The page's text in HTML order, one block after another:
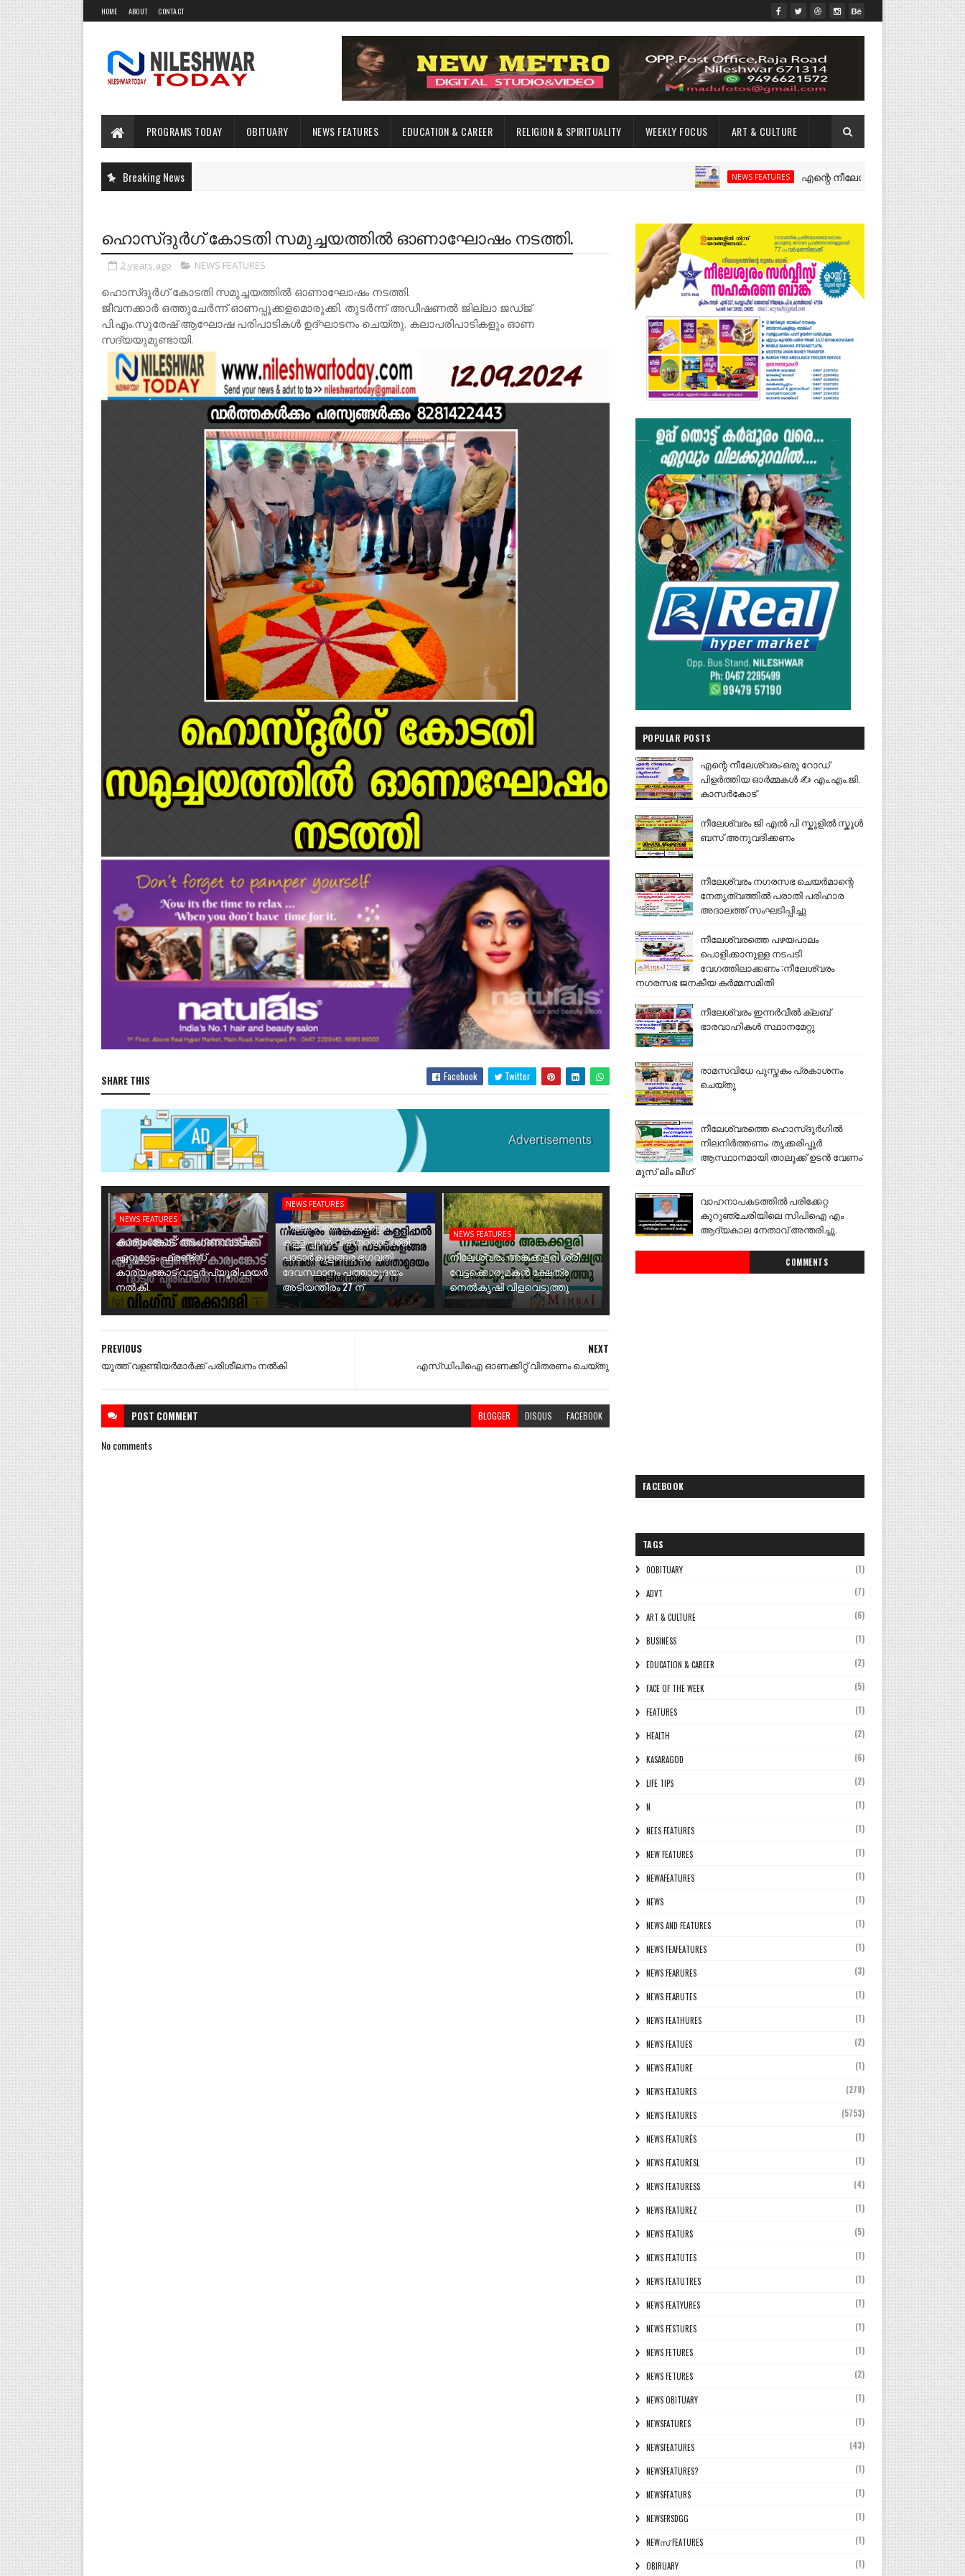
HOME ABOUT CONTACT
PROGRAMS TODAY OBITUARY NEWS FEATURES EDUCATION & CAREER RELIGION & SPIRITUALITY WEEKLY FOCUS ART & CULTURE
Breaking News NEWS FEATURES എന്റെ നീലേശ്വരം:ഒരു റോഡ് പിളർത്തിയ
ഹൊസ്ദുർഗ് കോടതി സമുച്ചയത്തിൽ ഓണാഘോഷം നടത്തി.
2 years ago NEWS FEATURES
ഹൊസ്ദുർഗ് കോടതി സമുച്ചയത്തിൽ ഓണാഘോഷം നടത്തി.
ജീവനക്കാർ ഒത്തുചേർന്ന് ഓണപ്പൂക്കളമൊരുക്കി. തുടർന്ന് അഡീഷണൽ ജില്ലാ ജഡ്ജ്
പി.എം.സുരേഷ് ആഘോഷ പരിപാടികൾ ഉദ്ഘാടനം ചെയ്തു. കലാപരിപാടികളും ഓണ
സദ്യയുമുണ്ടായി.
SHARE THIS Facebook Twitter
NEWS FEATURES
കാര്യംങ്കോട് അംഗണവാടിക്ക്
ഏറുമാടം ഫ്രണ്ട്സ്
കാര്യംങ്കോട് വാട്ടർ പ്യൂരിഫയർ
നൽകി.
NEWS FEATURES
നീലേശ്വരം അങ്കക്കളരി
കള്ളിപ്പാൽ വീട് തറവാട് ശ്രീ
പാടാർകുളങ്ങര ഭഗവതി
ദേവസ്ഥാനം പത്താമുദയം
അടിയന്തിരം 27 ന്
NEWS FEATURES
നീലേശ്വരം അങ്കക്കളരി ശ്രീ
വേട്ടക്കൊരുമകൻ ക്ഷേത്ര
നെൽകൃഷി വിളവെടുത്തു
NEXT
എസ്ഡിപിഐ ഓണക്കിറ്റ്‌ വിതരണം ചെയ്തു
PREVIOUS
യൂത്ത് വളണ്ടിയർമാർക്ക് പരിശീലനം നൽകി
POST COMMENT BLOGGER DISQUS FACEBOOK
No comments
POPULAR POSTS
എന്റെ നീലേശ്വരം:ഒരു റോഡ്
പിളർത്തിയ ഓർമ്മകൾ ✍️ എം.എം.ജി.
കാസർകോട്
നീലേശ്വരം ജി എൽ പി സ്കൂളിൽ സ്കൂൾ
ബസ് അനുവദിക്കണം
നീലേശ്വരം നഗരസഭ ചെയർമാന്റെ
നേതൃത്വത്തിൽ പരാതി പരിഹാര
അദാലത്ത് സംഘടിപ്പിച്ചു
നീലേശ്വരത്തെ പഴയപാലം
പൊളിക്കാനുള്ള നടപടി
വേഗത്തിലാക്കണം :നീലേശ്വരം
നഗരസഭ ജനകീയ കർമ്മസമിതി
നീലേശ്വരം ഇന്നർവീൽ ക്ലബ്
ഭാരവാഹികൾ സ്ഥാനമേറ്റു
രാമസവിധേ പുസ്തകം പ്രകാശനം
ചെയ്തു
നീലേശ്വരത്തെ ഹൊസ്ദുർഗിൽ
നിലനിർത്തണം; തൃക്കരിപ്പൂർ
ആസ്ഥാനമായി താലൂക്ക് ഉടൻ വേണം:
മുസ് ലിം ലീഗ്
വാഹനാപകടത്തിൽ പരിക്കേറ്റ
കുറുഞ്ചേരിയിലെ സിപിഐ എം
ആദ്യകാല നേതാവ് അന്തരിച്ചു.
COMMENTS
FACEBOOK
TAGS
0OBITUARY (1)
ADVT (7)
ART & CULTURE (6)
BUSINESS (1)
EDUCATION & CAREER (2)
FACE OF THE WEEK (5)
FEATURES (1)
HEALTH (2)
KASARAGOD (6)
LIFE TIPS (2)
N (1)
NEES FEATURES (1)
NEW FEATURES (1)
NEWAFEATURES (1)
NEWS (1)
NEWS AND FEATURES (1)
NEWS FEAFEATURES (1)
NEWS FEARURES (3)
NEWS FEARUTES (1)
NEWS FEATHURES (1)
NEWS FEATUES (2)
NEWS FEATURE (1)
NEWS FEATURES (278)
NEWS FEATURES (5753)
NEWS FEATURÈS (1)
NEWS FEATURESL (1)
NEWS FEATURESS (4)
NEWS FEATUREZ (1)
NEWS FEATURS (5)
NEWS FEATUTES (1)
NEWS FEATUTRES (1)
NEWS FEATYURES (1)
NEWS FESTURES (1)
NEWS FETURES (1)
NEWS FETURES (2)
NEWS OBITUARY (1)
NEWSFATURES (1)
NEWSFEATURES (43)
NEWSFEATURES? (1)
NEWSFEATURS (1)
NEWSFRSDGG (1)
NEWസ് FEATURES (1)
OBIRUARY (1)